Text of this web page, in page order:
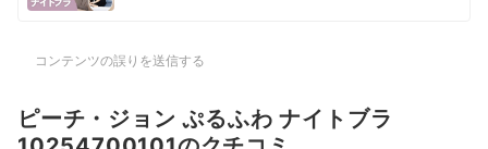
コンテンツの誤りを送信する
ピーチ・ジョン ぷるふわ ナイトブラ